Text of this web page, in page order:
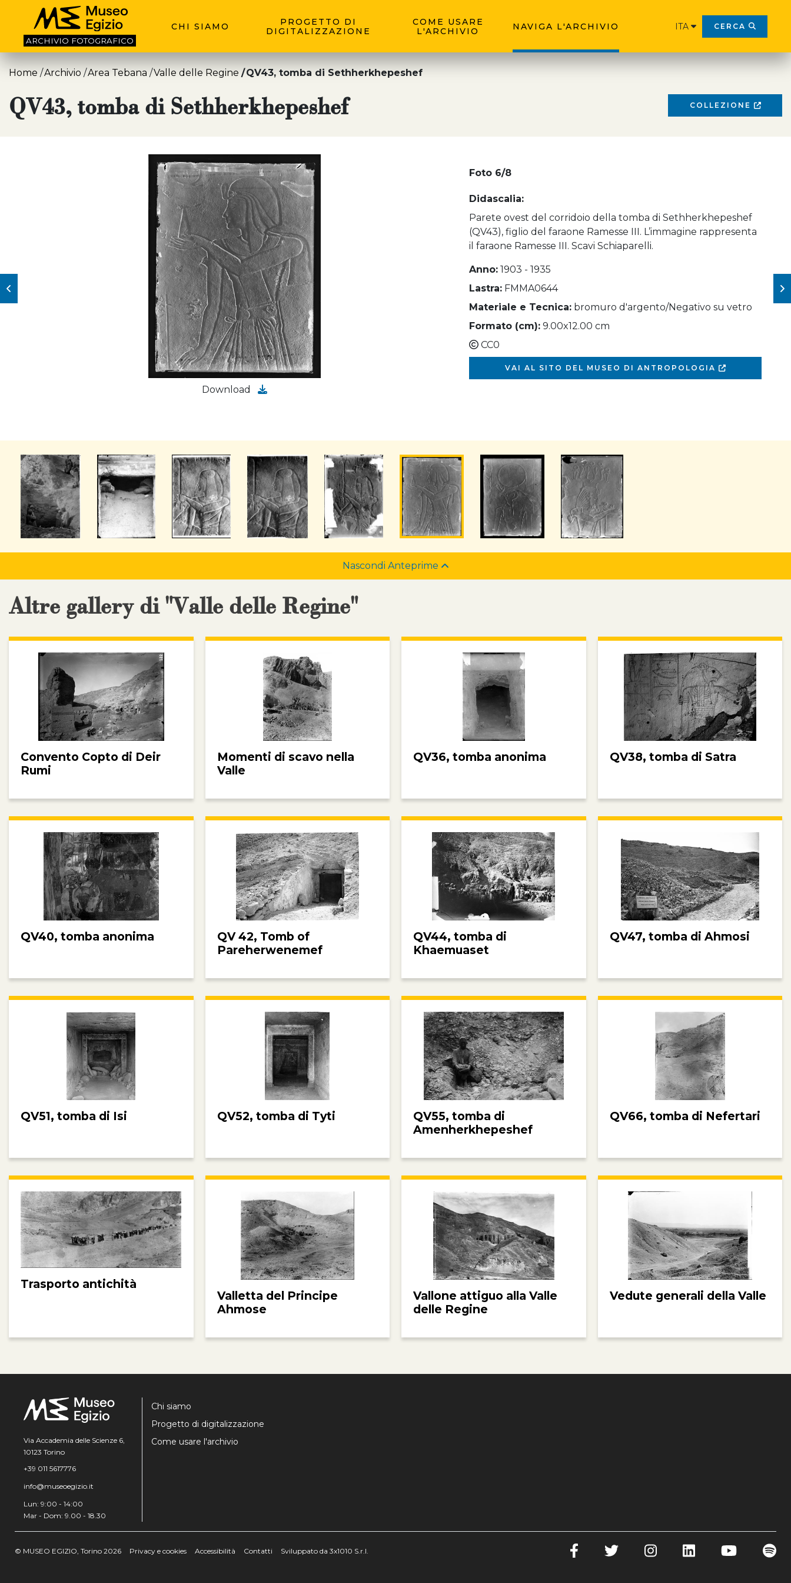
ARCHIVIO FOTOGRAFICO
CHI SIAMO
PROGETTO DI
DIGITALIZZAZIONE
COME USARE
L'ARCHIVIO
NAVIGA L'ARCHIVIO ITA CERCA
Home Archivio Area Tebana Valle delle Regine QV43, tomba di Sethherkhepeshef
COLLEZIONE
QV43, tomba di Sethherkhepeshef
Download
Foto 6/8
Didascalia:
Parete ovest del corridoio della tomba di Sethherkhepeshef
(QV43), figlio del faraone Ramesse III. L’immagine rappresenta
il faraone Ramesse III. Scavi Schiaparelli.
Anno: 1903 - 1935
Lastra: FMMA0644
Materiale e Tecnica: bromuro d'argento/Negativo su vetro
Formato (cm): 9.00x12.00 cm
CC0
VAI AL SITO DEL MUSEO DI ANTROPOLOGIA
Nascondi Anteprime
Altre gallery di "Valle delle Regine"
Convento Copto di Deir
Rumi
Momenti di scavo nella
Valle
QV36, tomba anonima QV38, tomba di Satra
QV40, tomba anonima
QV 42, Tomb of
Pareherwenemef
QV44, tomba di
Khaemuaset
QV47, tomba di Ahmosi
QV51, tomba di Isi QV52, tomba di Tyti
QV55, tomba di
Amenherkhepeshef
QV66, tomba di Nefertari
Trasporto antichità
Valletta del Principe
Ahmose
Vallone attiguo alla Valle
delle Regine
Vedute generali della Valle
Via Accademia delle Scienze 6,
10123 Torino
+39 011 5617776
info@museoegizio.it
Lun: 9:00 - 14:00
Mar - Dom: 9.00 - 18.30
Chi siamo
Progetto di digitalizzazione
Come usare l'archivio
© MUSEO EGIZIO, Torino 2026 Privacy e cookies Accessibilità Contatti Sviluppato da 3x1010 S.r.l.